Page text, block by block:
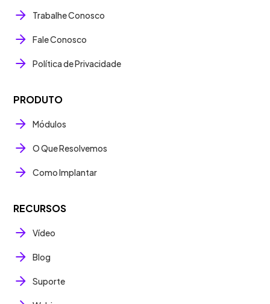
Trabalhe Conosco
Fale Conosco
Política de Privacidade
PRODUTO
Módulos
O Que Resolvemos
Como Implantar
RECURSOS
Vídeo
Blog
Suporte